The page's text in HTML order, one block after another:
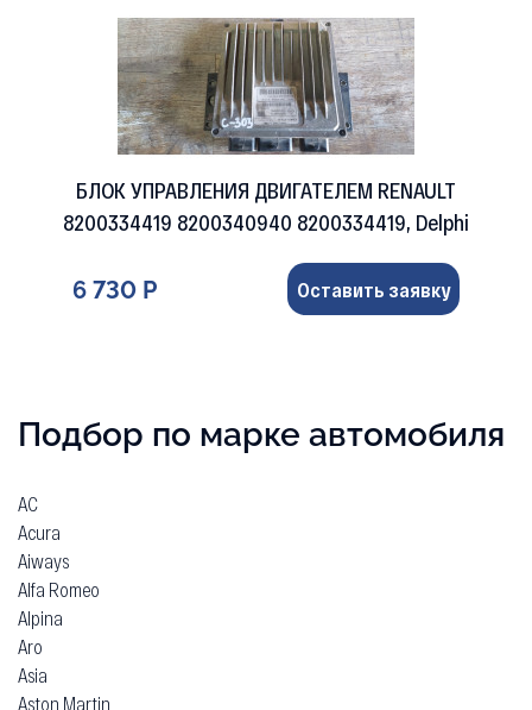
БЛОК УПРАВЛЕНИЯ ДВИГАТЕЛЕМ RENAULT
8200334419 8200340940 8200334419, Delphi
6 730 Р Оставить заявку
Подбор по марке автомобиля
AC
Acura
Aiways
Alfa Romeo
Alpina
Aro
Asia
Aston Martin